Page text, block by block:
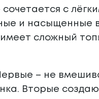
с
и насыщенные
сложный
– не
Вторые